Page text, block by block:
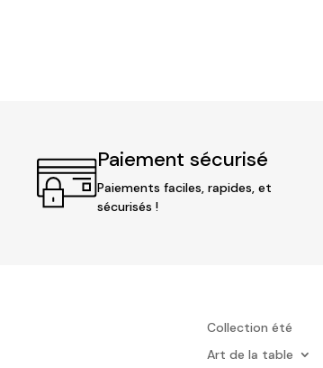
Paiement sécurisé
Paiements faciles, rapides, et
sécurisés !
Collection été
Art de la table